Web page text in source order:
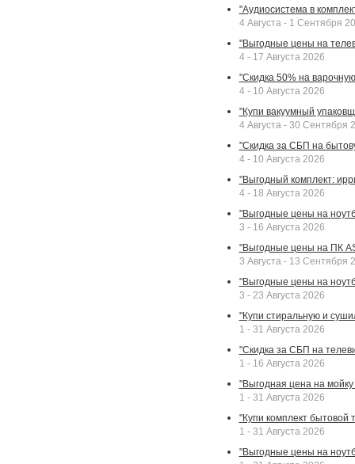
"Аудиосистема в
4 Августа - 1 Сентября
"Выгодные цены на
4 - 17 Августа 2026
"Скидка 50% на
4 - 10 Августа 2026
"Купи вакуумный
4 Августа - 30 Сентября
"Скидка за СБП на
4 - 10 Августа 2026
"Выгодный комплект:
4 - 18 Августа 2026
"Выгодные цены на
3 - 16 Августа 2026
"Выгодные цены на ПК
3 Августа - 13 Сентября
"Выгодные цены на
3 - 23 Августа 2026
"Купи стиральную и
1 - 31 Августа 2026
"Скидка за СБП на
1 - 16 Августа 2026
"Выгодная цена на
1 - 31 Августа 2026
"Купи комплект бытовой
1 - 31 Августа 2026
"Выгодные цены на